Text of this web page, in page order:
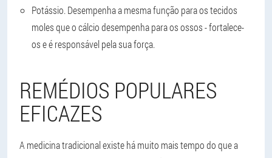
Potássio. Desempenha a mesma função para os tecidos
moles que o cálcio desempenha para os ossos - fortalece-
os e é responsável pela sua força.
REMÉDIOS POPULARES
EFICAZES
A medicina tradicional existe há muito mais tempo do que a